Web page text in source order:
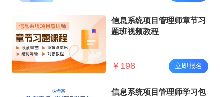
信息系统项目管理师章节习
题班视频教程
￥ 198 立即报名
信息系统项目管理师学习包